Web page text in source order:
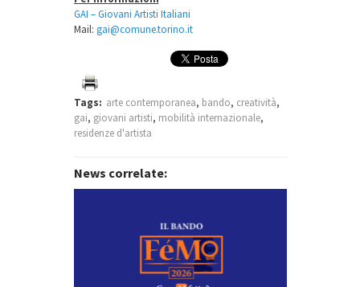
obiettivi
professionali
invito ufficiale
GAI – Giovani Artisti Italiani
Mail: gai@comune.torino.it
Tags: arte contemporanea, bando, creatività,
gai, giovani artisti, mobilità internazionale,
residenze d'artista
News correlate: